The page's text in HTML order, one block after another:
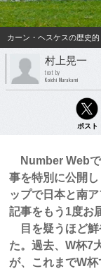
カーン・ヘスケスの歴史
村上晃一
text by
Koichi Murakami
ポスト
Number Webで
事を特別に公開
ップで日本と南
記事をもう1度お
目を疑うほど鮮
た。過去、W杯7
が、これまでW